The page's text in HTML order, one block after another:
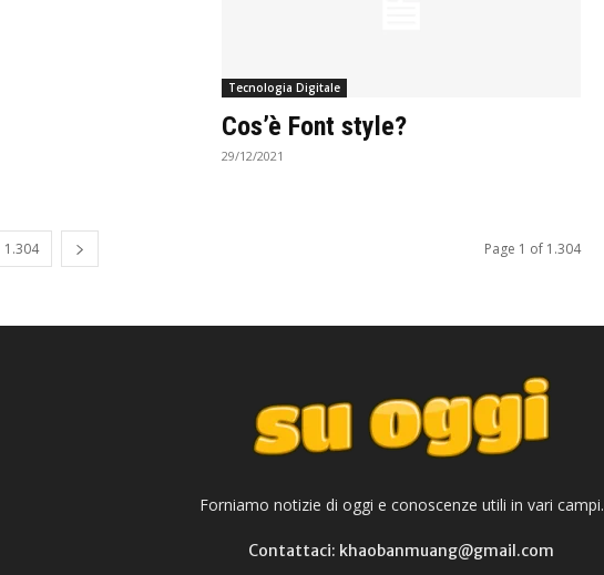
Tecnologia Digitale
Cos’è Font style?
29/12/2021
1.304 Page 1 of 1.304
Forniamo notizie di oggi e conoscenze utili in vari campi.
Contattaci: khaobanmuang@gmail.com